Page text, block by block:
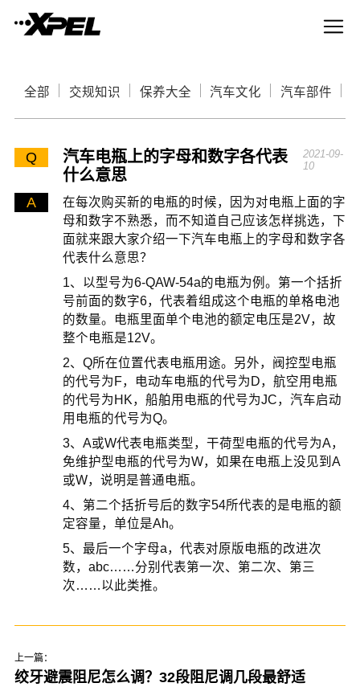
全部 交规知识 保养大全 汽车文化 汽车部件
Q
汽车电瓶上的字母和数字各代表
什么意思
2021-09-
10
A
在每次购买新的电瓶的时候，因为对电瓶上面的字
母和数字不熟悉，而不知道自己应该怎样挑选，下
面就来跟大家介绍一下汽车电瓶上的字母和数字各
代表什么意思？
1、以型号为6-QAW-54a的电瓶为例。第一个括折
号前面的数字6，代表着组成这个电瓶的单格电池
的数量。电瓶里面单个电池的额定电压是2V，故
整个电瓶是12V。
2、Q所在位置代表电瓶用途。另外，阀控型电瓶
的代号为F，电动车电瓶的代号为D，航空用电瓶
的代号为HK，船舶用电瓶的代号为JC，汽车启动
用电瓶的代号为Q。
3、A或W代表电瓶类型，干荷型电瓶的代号为A，
免维护型电瓶的代号为W，如果在电瓶上没见到A
或W，说明是普通电瓶。
4、第二个括折号后的数字54所代表的是电瓶的额
定容量，单位是Ah。
5、最后一个字母a，代表对原版电瓶的改进次
数，abc……分别代表第一次、第二次、第三
次……以此类推。
上一篇：
绞牙避震阻尼怎么调？32段阻尼调几段最舒适